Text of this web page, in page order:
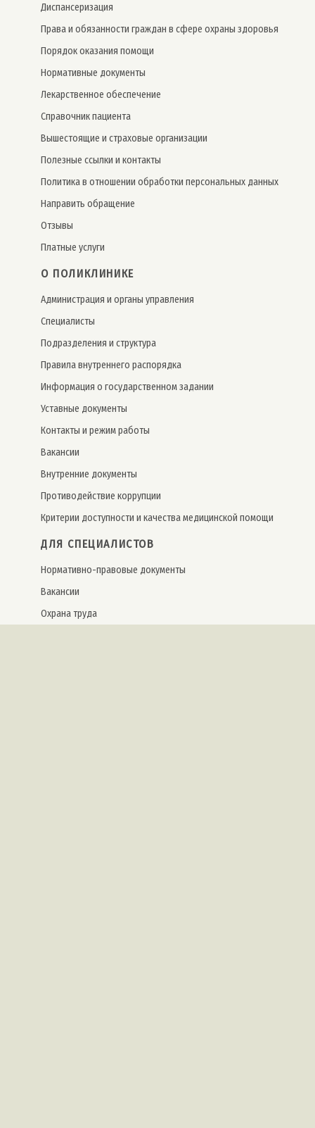
Дис­пансе­риза­ция
Права и обязанности граждан в сфере охраны здоровья
Порядок оказания помощи
Нормативные документы
Лекарственное обеспечение
Справочник пациента
Вышестоящие и страховые организации
Полезные ссылки и контакты
Политика в отношении обработки персональных данных
Направить обращение
Отзывы
Платные услуги
О ПОЛИКЛИНИКЕ
Администрация и органы управления
Специалисты
Подразделения и структура
Правила внутреннего распорядка
Информация о государственном задании
Уставные документы
Контакты и режим работы
Вакансии
Внутренние документы
Противодействие коррупции
Критерии доступности и качества медицинской помощи
ДЛЯ СПЕЦИАЛИСТОВ
Нормативно-правовые документы
Вакансии
Охрана труда